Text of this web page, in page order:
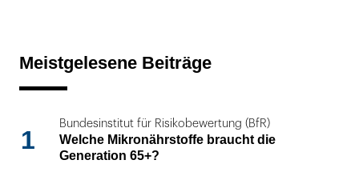
Meistgelesene Beiträge
1
Bundesinstitut für Risikobewertung (BfR)
Welche Mikronährstoffe braucht die
Generation 65+?